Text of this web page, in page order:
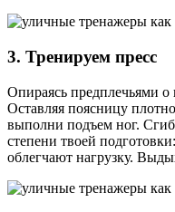
3. Тренируем пресс
Опираясь предплечьями
Оставляя поясницу
выполни подъем ног.
степени твоей
облегчают нагрузку.